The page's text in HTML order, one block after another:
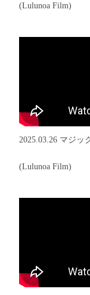
(Lulunoa Film)
2025.03.26 マジッ
(Lulunoa Film)